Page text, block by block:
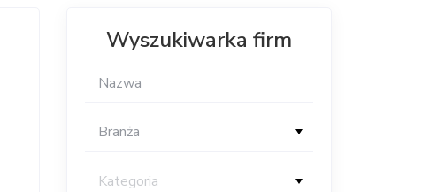
Wyszukiwarka firm
Branża
Kategoria